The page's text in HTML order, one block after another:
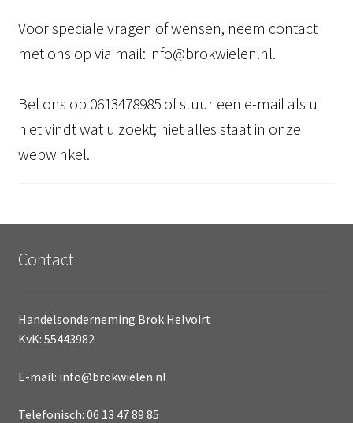
Voor speciale vragen of wensen, neem contact
met ons op via mail: info@brokwielen.nl.
Bel ons op 0613478985 of stuur een e-mail als u
niet vindt wat u zoekt; niet alles staat in onze
webwinkel.
Contact
Handelsonderneming Brok Helvoirt
KvK: 55443982
E-mail: info@brokwielen.nl
Telefonisch: 06 13 47 89 85